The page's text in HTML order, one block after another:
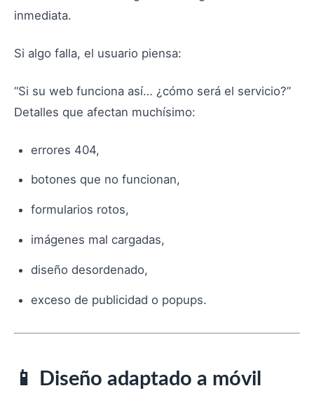
inmediata.
Si algo falla, el usuario piensa:
“Si su web funciona así… ¿cómo será el servicio?”
Detalles que afectan muchísimo:
errores 404,
botones que no funcionan,
formularios rotos,
imágenes mal cargadas,
diseño desordenado,
exceso de publicidad o popups.
📱 Diseño adaptado a móvil